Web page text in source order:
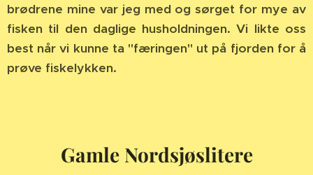
brødrene mine var jeg med og sørget for mye av
fisken til den daglige husholdningen. Vi likte oss
best når vi kunne ta "færingen" ut på fjorden for å
prøve fiskelykken.
Gamle Nordsjøslitere